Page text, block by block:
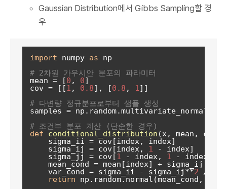
Gaussian Distribution에서 Gibbs Sampling할 경
우
import numpy as np
# 2차원 가우시안 분포의 파라미터
mean = [0 , 0]
cov = [[1 , 0.8], [0.8 , 1 ]]
# 다변량 정규분포로부터 샘플 생성
samples =
# 조건부 분포 계산 (단순한 경우)
def
conditional_distribution (x, mean, cov,
    sigma_ii = cov[index, index]
    sigma_ij = cov[index,
1
- index]
    sigma_jj = cov[
1 - index, 1
- index]
mean_cond = mean[index] + sigma_ij /
    var_cond = sigma_ii - sigma_ij**
2 /
return np.random.normal(mean_cond,